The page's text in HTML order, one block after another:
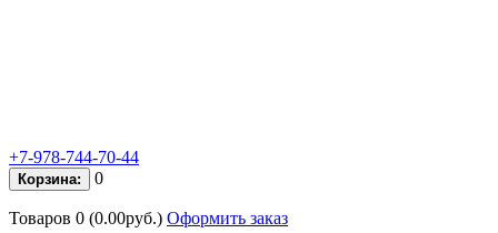
+7-978-744-70-44
Корзина: 0
Товаров 0 (0.00руб.) Оформить заказ